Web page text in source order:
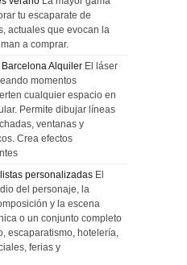
tu escaparate de
actuales que evocan la
a comprar.
Alquiler El láser
momentos
cualquier espacio en
Permite dibujar líneas
ventanas y
Crea efectos
personalizadas El
del personaje, la
y la escena
o un conjunto completo
escaparatismo, hotelería,
ferias y